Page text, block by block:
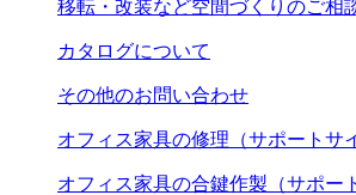
移転・改装など空間づくりのご相
カタログについて
その他のお問い合わせ
オフィス家具の修理（サポートサ
オフィス家具の合鍵作製（サポー